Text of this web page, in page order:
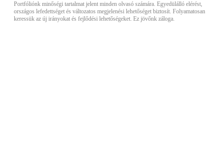
Portfóliónk minőségi tartalmat jelent minden olvasó számára. Egyedülálló elérést,
országos lefedettséget és változatos megjelenési lehetőséget biztosít. Folyamatosan
keressük az új irányokat és fejlődési lehetőségeket. Ez jövőnk záloga.